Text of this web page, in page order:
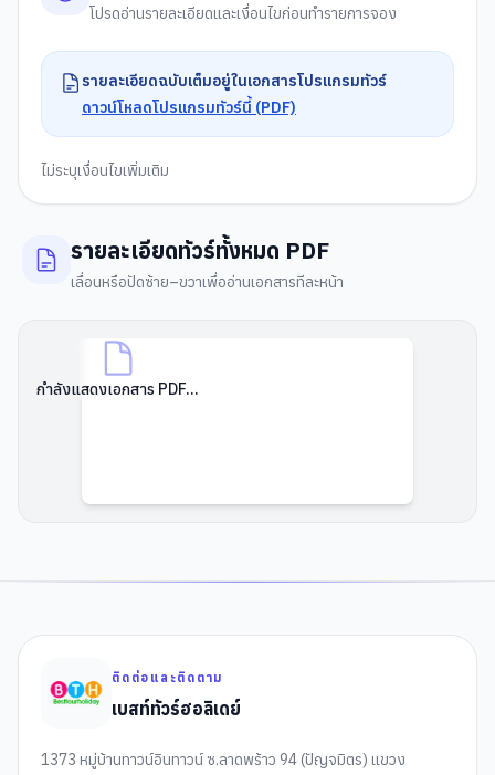
โปรดอ่านรายละเอียดและเงื่อนไขก่อนทำรายการจอง
รายละเอียดฉบับเต็มอยู่ในเอกสารโปรแกรมทัวร์
ดาวน์โหลดโปรแกรมทัวร์นี้ (PDF)
ไม่ระบุเงื่อนไขเพิ่มเติม
รายละเอียดทัวร์ทั้งหมด PDF
เลื่อนหรือปัดซ้าย–ขวาเพื่ออ่านเอกสารทีละหน้า
กำลังแสดงเอกสาร PDF...
ติดต่อและติดตาม
เบสท์ทัวร์ฮอลิเดย์
1373 หมู่บ้านทาวน์อินทาวน์ ซ.ลาดพร้าว 94 (ปัญจมิตร) แขวง